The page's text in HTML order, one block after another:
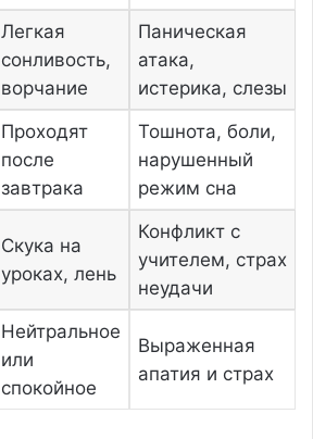
Легкая
сонливость,
ворчание
Паническая
атака,
истерика, слезы
Проходят
после
завтрака
Тошнота, боли,
нарушенный
режим сна
Скука на
уроках, лень
Конфликт с
учителем, страх
неудачи
Нейтральное
или
спокойное
Выраженная
апатия и страх